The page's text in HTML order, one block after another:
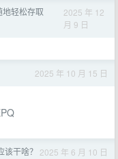
轻松存取
2025 年 12
月 9 日
2025 年 10 月 15 日
干啥？ 2025 年 6 月 10 日